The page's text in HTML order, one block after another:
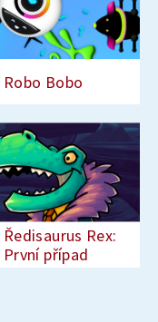
Robo Bobo
Ředisaurus Rex:
První případ